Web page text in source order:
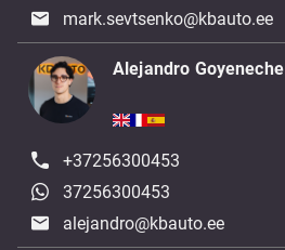
mark.sevtsenko@kbauto.ee
Alejandro Goyeneche
+37256300453
37256300453
alejandro@kbauto.ee